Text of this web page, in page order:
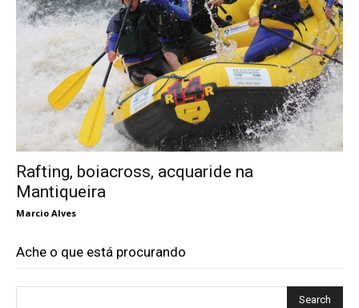
Rafting, boiacross, acquaride na
Mantiqueira
Marcio Alves
Ache o que está procurando